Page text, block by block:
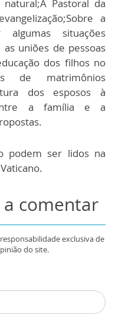
Pastoral da
a
situações
uniões de pessoas
dos filhos no
de matrimônios
dos esposos à
a família e a
podem ser lidos na
comentar
exclusiva de
do site.